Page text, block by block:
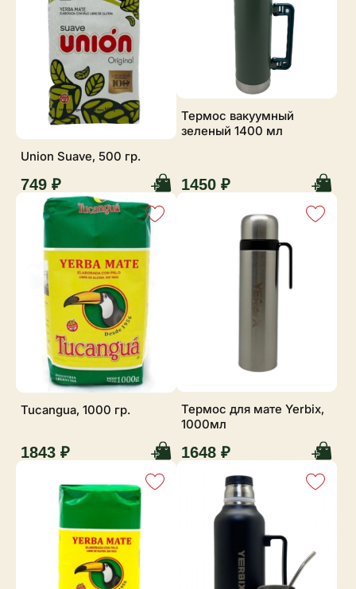
Union Suave, 500 гр.
749 ₽
Термос вакуумный
зеленый 1400 мл
1450 ₽
Tucangua, 1000 гр.
1843 ₽
Термос для мате Yerbix,
1000мл
1648 ₽